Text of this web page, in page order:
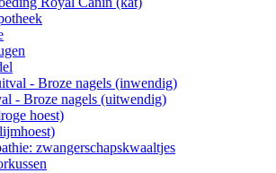
- Broze nagels (inwendig)
- Broze nagels (uitwendig)
hoest)
zwangerschapskwaaltjes